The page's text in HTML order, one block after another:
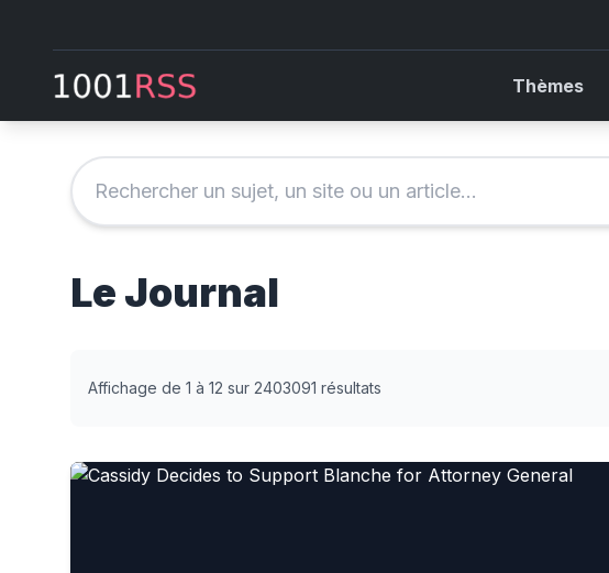
Thèmes
Le Journal
Affichage de 1 à 12 sur 2403091 résultats
Cassidy Decides to Support Blanche for Attorney General